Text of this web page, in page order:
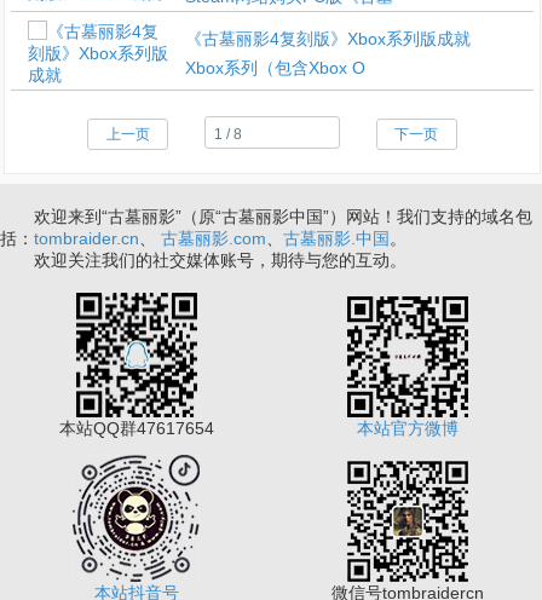
《古墓丽影4复刻版》Xbox系列版成就
Xbox系列（包含Xbox O
上一页 下一页
欢迎来到“古墓丽影”（原“古墓丽影中国”）网站！我们支持的域名包
括： tombraider.cn 古墓丽影.com 古墓丽影.中国 。
欢迎关注我们的社交媒体账号，期待与您的互动。
本站QQ群47617654 本站官方微博
本站抖音号 微信号tombraidercn